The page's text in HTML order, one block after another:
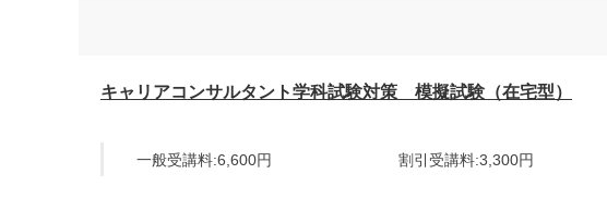
キャリアコンサルタント学科試験対策 模擬試験（在宅型）
一般受講料:6,600円 割引受講料:3,300円